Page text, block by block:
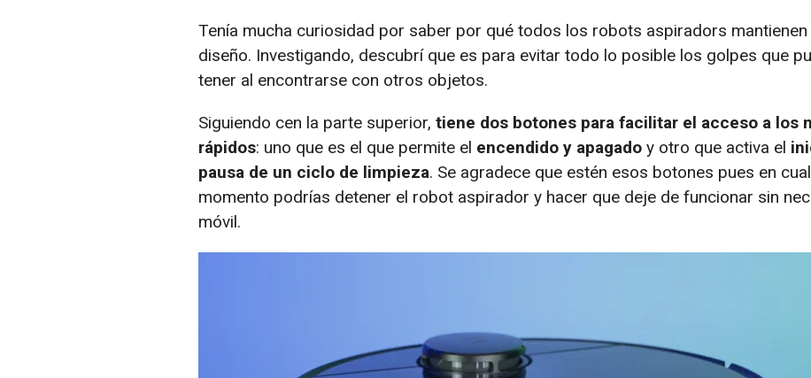
Tenía mucha curiosidad por saber por qué todos los robots aspiradors mantienen
diseño. Investigando, descubrí que es para evitar todo lo posible los golpes que
tener al encontrarse con otros objetos.
Siguiendo cen la parte superior, tiene dos botones para facilitar el acceso a los
rápidos: uno que es el que permite el encendido y apagado y otro que activa el
pausa de un ciclo de limpieza. Se agradece que estén esos botones pues en
momento podrías detener el robot aspirador y hacer que deje de funcionar sin
móvil.